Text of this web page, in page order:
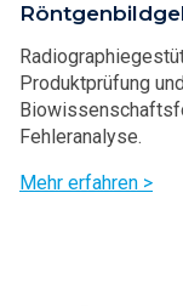
Produktprüfung
Fehleranalyse.
Mehr erfahren >